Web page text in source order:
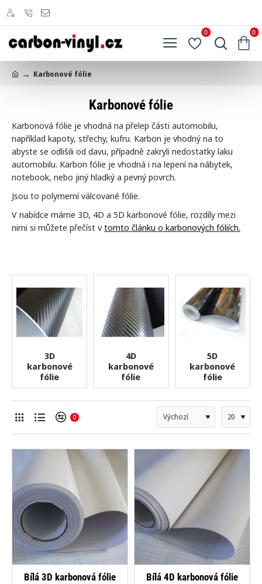
0 0
Karbonové fólie
Karbonové fólie
Karbonová fólie je vhodná na přelep části automobilu,
například kapoty, střechy, kufru. Karbon je vhodný na to
abyste se odlišili od davu, případně zakryli nedostatky laku
automobilu. Karbon fólie je vhodná i na lepení na nábytek,
notebook, nebo jiný hladký a pevný povrch.
Jsou to polymerní válcované fólie.
V nabídce máme 3D, 4D a 5D karbonové fólie, rozdíly mezi
nimi si můžete přečíst v tomto článku o karbonových fóliích.
3D
karbonové
fólie
4D
karbonové
fólie
5D
karbonové
fólie
0
NEJPRODÁVANĚJŠÍ
Bílá 3D karbonová fólie NEJPRODÁVANĚJŠÍ
Bílá 4D karbonová fólie